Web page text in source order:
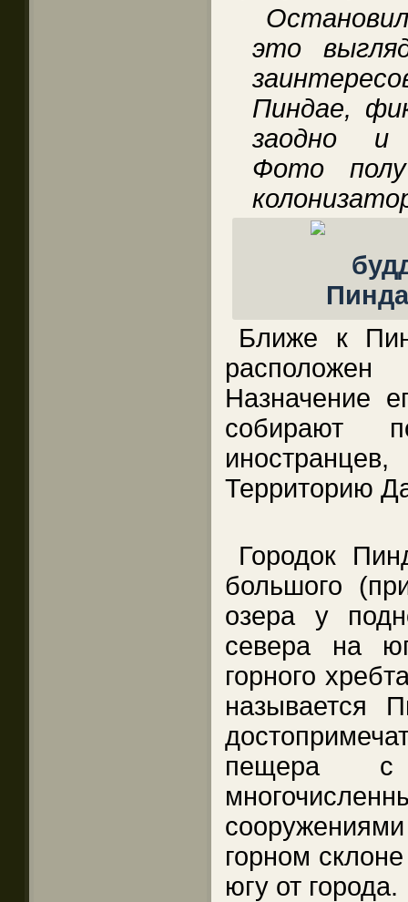
это
Пиндае,
заодно и
Фото
Ближе к
расположен
Назначение
собирают
Территорию
Городок
большого
озера у
севера на
горного
называется
пещера с
горном
югу от города.